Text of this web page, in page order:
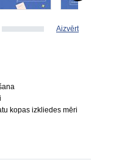
Aizvērt
kopas izkliedes mēri